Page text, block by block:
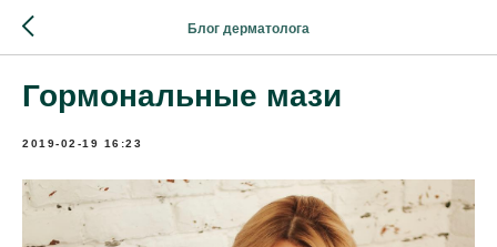
Блог дерматолога
Гормональные мази
2019-02-19 16:23